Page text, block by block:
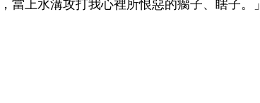
上水溝攻打我心裡所恨惡的瘸子、瞎子。」